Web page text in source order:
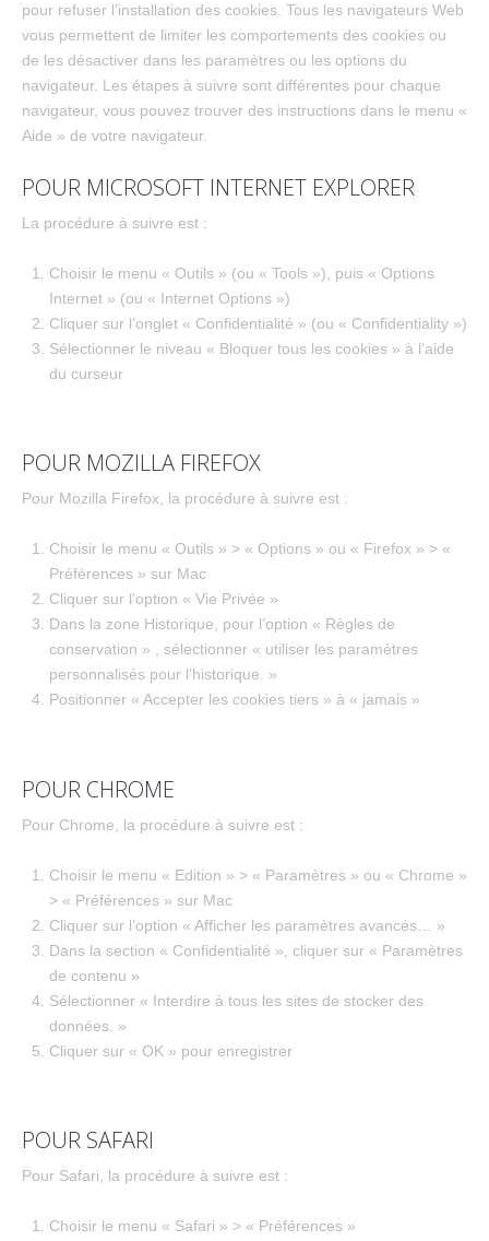
pour refuser l’installation des cookies. Tous les navigateurs Web
vous permettent de limiter les comportements des cookies ou
de les désactiver dans les paramètres ou les options du
navigateur. Les étapes à suivre sont différentes pour chaque
navigateur, vous pouvez trouver des instructions dans le menu «
Aide » de votre navigateur.
POUR MICROSOFT INTERNET EXPLORER
La procédure à suivre est :
Choisir le menu « Outils » (ou « Tools »), puis « Options
Internet » (ou « Internet Options »)
Cliquer sur l’onglet « Confidentialité » (ou « Confidentiality »)
Sélectionner le niveau « Bloquer tous les cookies » à l’aide
du curseur
POUR MOZILLA FIREFOX
Pour Mozilla Firefox, la procédure à suivre est :
Choisir le menu « Outils » > « Options » ou « Firefox » > «
Préférences » sur Mac
Cliquer sur l’option « Vie Privée »
Dans la zone Historique, pour l’option « Règles de
conservation » , sélectionner « utiliser les paramètres
personnalisés pour l’historique. »
Positionner « Accepter les cookies tiers » à « jamais »
POUR CHROME
Pour Chrome, la procédure à suivre est :
Choisir le menu « Edition » > « Paramètres » ou « Chrome »
> « Préférences » sur Mac
Cliquer sur l’option « Afficher les paramètres avancés… »
Dans la section « Confidentialité », cliquer sur « Paramètres
de contenu »
Sélectionner « Interdire à tous les sites de stocker des
données. »
Cliquer sur « OK » pour enregistrer
POUR SAFARI
Pour Safari, la procédure à suivre est :
Choisir le menu « Safari » > « Préférences »